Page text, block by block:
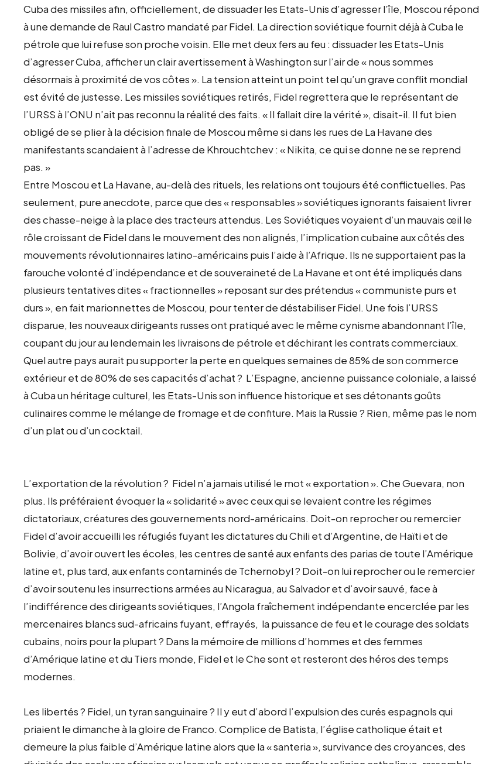
Cuba des missiles afin, officiellement, de dissuader les Etats-Unis d’agresser l’île, Moscou répond
à une demande de Raul Castro mandaté par Fidel. La direction soviétique fournit déjà à Cuba le
pétrole que lui refuse son proche voisin. Elle met deux fers au feu : dissuader les Etats-Unis
d’agresser Cuba, afficher un clair avertissement à Washington sur l’air de « nous sommes
désormais à proximité de vos côtes ». La tension atteint un point tel qu’un grave conflit mondial
est évité de justesse. Les missiles soviétiques retirés, Fidel regrettera que le représentant de
l’URSS à l’ONU n’ait pas reconnu la réalité des faits. « Il fallait dire la vérité », disait-il. Il fut bien
obligé de se plier à la décision finale de Moscou même si dans les rues de La Havane des
manifestants scandaient à l’adresse de Khrouchtchev : « Nikita, ce qui se donne ne se reprend
pas. »
Entre Moscou et La Havane, au-delà des rituels, les relations ont toujours été conflictuelles. Pas
seulement, pure anecdote, parce que des « responsables » soviétiques ignorants faisaient livrer
des chasse-neige à la place des tracteurs attendus. Les Soviétiques voyaient d’un mauvais œil le
rôle croissant de Fidel dans le mouvement des non alignés, l’implication cubaine aux côtés des
mouvements révolutionnaires latino-américains puis l’aide à l’Afrique. Ils ne supportaient pas la
farouche volonté d’indépendance et de souveraineté de La Havane et ont été impliqués dans
plusieurs tentatives dites « fractionnelles » reposant sur des prétendus « communiste purs et
durs », en fait marionnettes de Moscou, pour tenter de déstabiliser Fidel. Une fois l’URSS
disparue, les nouveaux dirigeants russes ont pratiqué avec le même cynisme abandonnant l’île,
coupant du jour au lendemain les livraisons de pétrole et déchirant les contrats commerciaux.
Quel autre pays aurait pu supporter la perte en quelques semaines de 85% de son commerce
extérieur et de 80% de ses capacités d’achat ? L’Espagne, ancienne puissance coloniale, a laissé
à Cuba un héritage culturel, les Etats-Unis son influence historique et ses détonants goûts
culinaires comme le mélange de fromage et de confiture. Mais la Russie ? Rien, même pas le nom
d’un plat ou d’un cocktail.
L’exportation de la révolution ? Fidel n’a jamais utilisé le mot « exportation ». Che Guevara, non
plus. Ils préféraient évoquer la « solidarité » avec ceux qui se levaient contre les régimes
dictatoriaux, créatures des gouvernements nord-américains. Doit-on reprocher ou remercier
Fidel d’avoir accueilli les réfugiés fuyant les dictatures du Chili et d’Argentine, de Haïti et de
Bolivie, d’avoir ouvert les écoles, les centres de santé aux enfants des parias de toute l’Amérique
latine et, plus tard, aux enfants contaminés de Tchernobyl ? Doit-on lui reprocher ou le remercier
d’avoir soutenu les insurrections armées au Nicaragua, au Salvador et d’avoir sauvé, face à
l’indifférence des dirigeants soviétiques, l’Angola fraîchement indépendante encerclée par les
mercenaires blancs sud-africains fuyant, effrayés, la puissance de feu et le courage des soldats
cubains, noirs pour la plupart ? Dans la mémoire de millions d’hommes et des femmes
d’Amérique latine et du Tiers monde, Fidel et le Che sont et resteront des héros des temps
modernes.
Les libertés ? Fidel, un tyran sanguinaire ? Il y eut d’abord l’expulsion des curés espagnols qui
priaient le dimanche à la gloire de Franco. Complice de Batista, l’église catholique était et
demeure la plus faible d’Amérique latine alors que la « santeria », survivance des croyances, des